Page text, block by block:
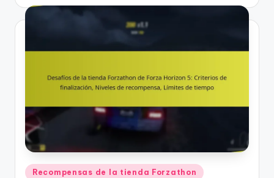
Posted
Recompensas de la tienda Forzathon